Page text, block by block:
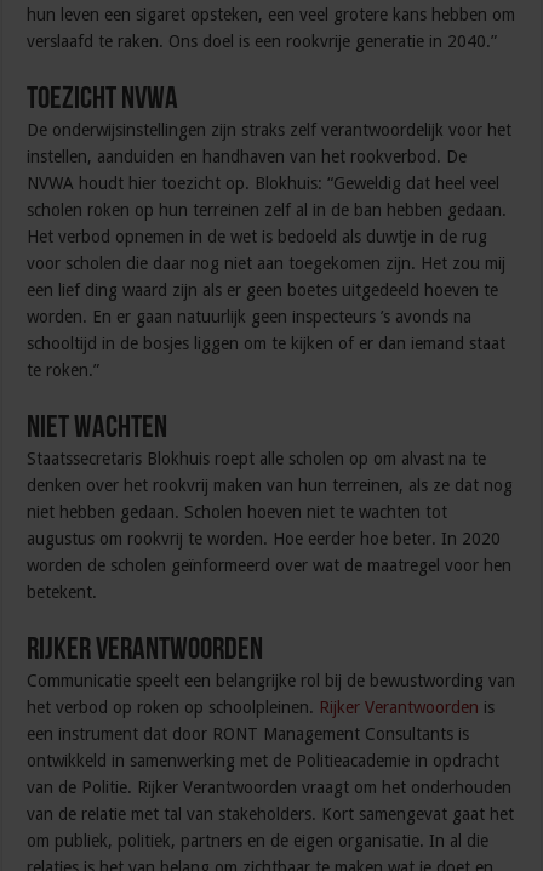
hun leven een sigaret opsteken, een veel grotere kans hebben om
verslaafd te raken. Ons doel is een rookvrije generatie in 2040.”
Toezicht NVWA
De onderwijsinstellingen zijn straks zelf verantwoordelijk voor het
instellen, aanduiden en handhaven van het rookverbod. De
NVWA houdt hier toezicht op. Blokhuis: “Geweldig dat heel veel
scholen roken op hun terreinen zelf al in de ban hebben gedaan.
Het verbod opnemen in de wet is bedoeld als duwtje in de rug
voor scholen die daar nog niet aan toegekomen zijn. Het zou mij
een lief ding waard zijn als er geen boetes uitgedeeld hoeven te
worden. En er gaan natuurlijk geen inspecteurs ’s avonds na
schooltijd in de bosjes liggen om te kijken of er dan iemand staat
te roken.”
Niet wachten
Staatssecretaris Blokhuis roept alle scholen op om alvast na te
denken over het rookvrij maken van hun terreinen, als ze dat nog
niet hebben gedaan. Scholen hoeven niet te wachten tot
augustus om rookvrij te worden. Hoe eerder hoe beter. In 2020
worden de scholen geïnformeerd over wat de maatregel voor hen
betekent.
Rijker Verantwoorden
Communicatie speelt een belangrijke rol bij de bewustwording van
het verbod op roken op schoolpleinen. Rijker Verantwoorden is
een instrument dat door RONT Management Consultants is
ontwikkeld in samenwerking met de Politieacademie in opdracht
van de Politie. Rijker Verantwoorden vraagt om het onderhouden
van de relatie met tal van stakeholders. Kort samengevat gaat het
om publiek, politiek, partners en de eigen organisatie. In al die